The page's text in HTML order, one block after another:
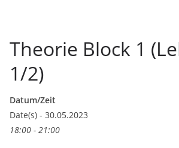
Theorie Block 1
1/2)
Datum/Zeit
Date(s) - 30.05.2023
18:00 - 21:00